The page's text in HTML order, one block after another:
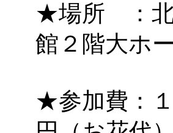
★場所 ：北
館２階大ホ
★参加費：